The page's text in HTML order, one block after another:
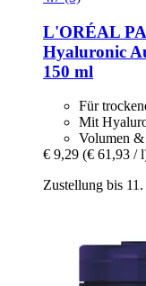
L'ORÉAL
Hyaluronic
150 ml
Für
Mit
Volumen
€ 9,29 (€ 61,93 /
Zustellung bis